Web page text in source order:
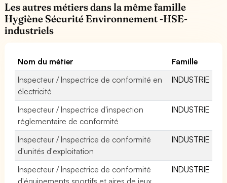
Les autres métiers dans la même famille
Hygiène Sécurité Environnement -HSE-
industriels
Nom du métier
Famille
Inspecteur / Inspectrice de conformité en
électricité
INDUSTRIE
Inspecteur / Inspectrice d'inspection
réglementaire de conformité
INDUSTRIE
Inspecteur / Inspectrice de conformité
d'unités d'exploitation
INDUSTRIE
Inspecteur / Inspectrice de conformité
d'équipements sportifs et aires de jeux
INDUSTRIE